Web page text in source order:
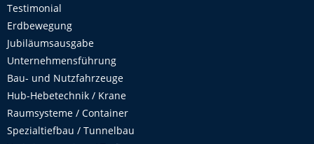
Testimonial
Erdbewegung
Jubiläumsausgabe
Unternehmensführung
Bau- und Nutzfahrzeuge
Hub-Hebetechnik / Krane
Raumsysteme / Container
Spezialtiefbau / Tunnelbau